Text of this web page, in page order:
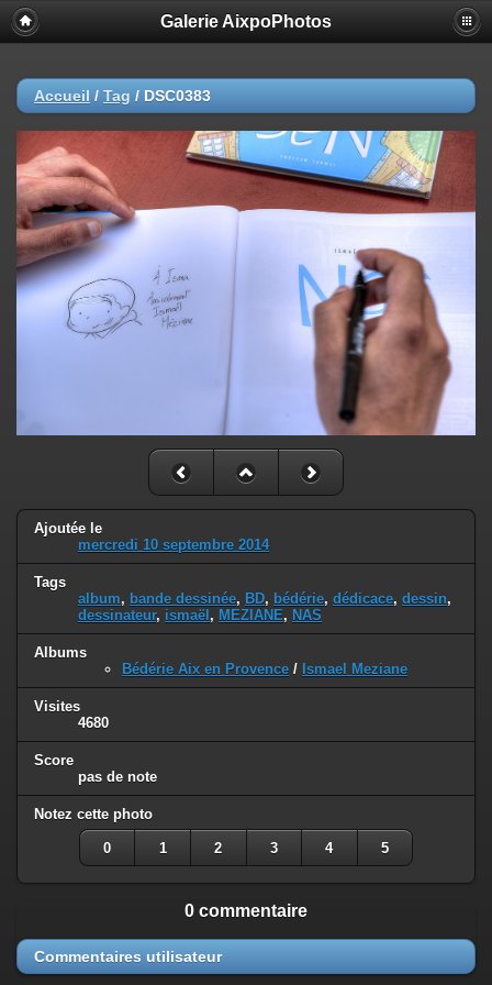
Galerie AixpoPhotos
Accueil / Tag / DSC0383
Ajoutée le
mercredi 10 septembre 2014
Tags
album, bande dessinée, BD, bédérie, dédicace, dessin,
dessinateur, ismaël , MEZIANE, NAS
Albums
Bédérie Aix en Provence / Ismael Meziane
Visites
4680
Score
pas de note
Notez cette photo
0 1 2 3 4 5
0 commentaire
Commentaires utilisateur